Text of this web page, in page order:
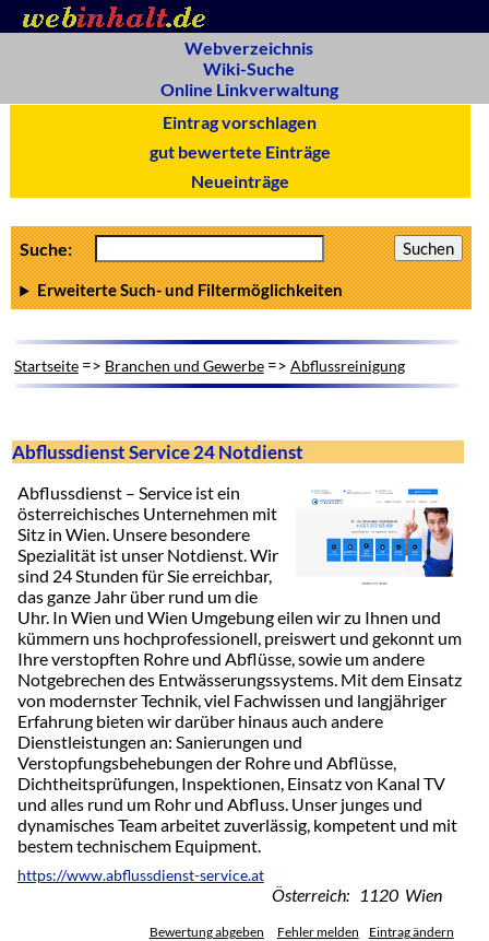
Webverzeichnis
Wiki-Suche
Online Linkverwaltung
Eintrag vorschlagen
gut bewertete Einträge
Neueinträge
Suche:
Erweiterte Such- und Filtermöglichkeiten
Startseite=> Branchen und Gewerbe=> Abflussreinigung
Abflussdienst Service 24 Notdienst
Abflussdienst – Service ist ein
österreichisches Unternehmen mit
Sitz in Wien. Unsere besondere
Spezialität ist unser Notdienst. Wir
sind 24 Stunden für Sie erreichbar,
das ganze Jahr über rund um die
Uhr. In Wien und Wien Umgebung eilen wir zu Ihnen und
kümmern uns hochprofessionell, preiswert und gekonnt um
Ihre verstopften Rohre und Abflüsse, sowie um andere
Notgebrechen des Entwässerungssystems. Mit dem Einsatz
von modernster Technik, viel Fachwissen und langjähriger
Erfahrung bieten wir darüber hinaus auch andere
Dienstleistungen an: Sanierungen und
Verstopfungsbehebungen der Rohre und Abflüsse,
Dichtheitsprüfungen, Inspektionen, Einsatz von Kanal TV
und alles rund um Rohr und Abfluss. Unser junges und
dynamisches Team arbeitet zuverlässig, kompetent und mit
bestem technischem Equipment.
https://www.abflussdienst-service.at
Österreich: 1120 Wien
Bewertung abgeben Fehler melden Eintrag ändern